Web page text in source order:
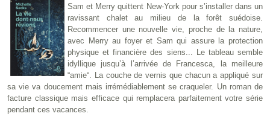
Sam et Merry quittent New-York pour s’installer dans un
ravissant chalet au milieu de la forêt suédoise.
Recommencer une nouvelle vie, proche de la nature,
avec Merry au foyer et Sam qui assure la protection
physique et financière des siens... Le tableau semble
idyllique jusqu’à l’arrivée de Francesca, la meilleure
“amie“. La couche de vernis que chacun a appliqué sur
sa vie va doucement mais irrémédiablement se craqueler. Un roman de
facture classique mais efficace qui remplacera parfaitement votre série
pendant ces vacances.